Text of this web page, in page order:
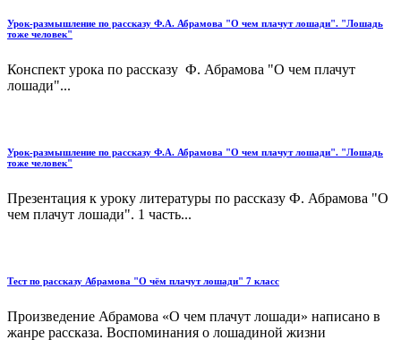
Урок-размышление по рассказу Ф.А. Абрамова "О чем плачут лошади". "Лошадь
тоже человек"
Конспект урока по рассказу Ф. Абрамова "О чем плачут
лошади"...
Урок-размышление по рассказу Ф.А. Абрамова "О чем плачут лошади". "Лошадь
тоже человек"
Презентация к уроку литературы по рассказу Ф. Абрамова "О
чем плачут лошади". 1 часть...
Тест по рассказу Абрамова "О чём плачут лошади" 7 класс
Произведение Абрамова «О чем плачут лошади» написано в
жанре рассказа. Воспоминания о лошадиной жизни